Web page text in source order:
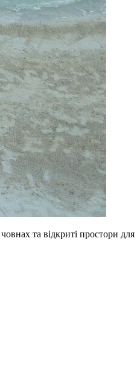
та відкриті простори для